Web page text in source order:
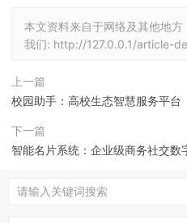
本文资料来自于网络及其他地方
我们: http://127.0.0.1/article-
上一篇
校园助手：高校生态智慧服务平台
下一篇
智能名片系统：企业级商务社交数